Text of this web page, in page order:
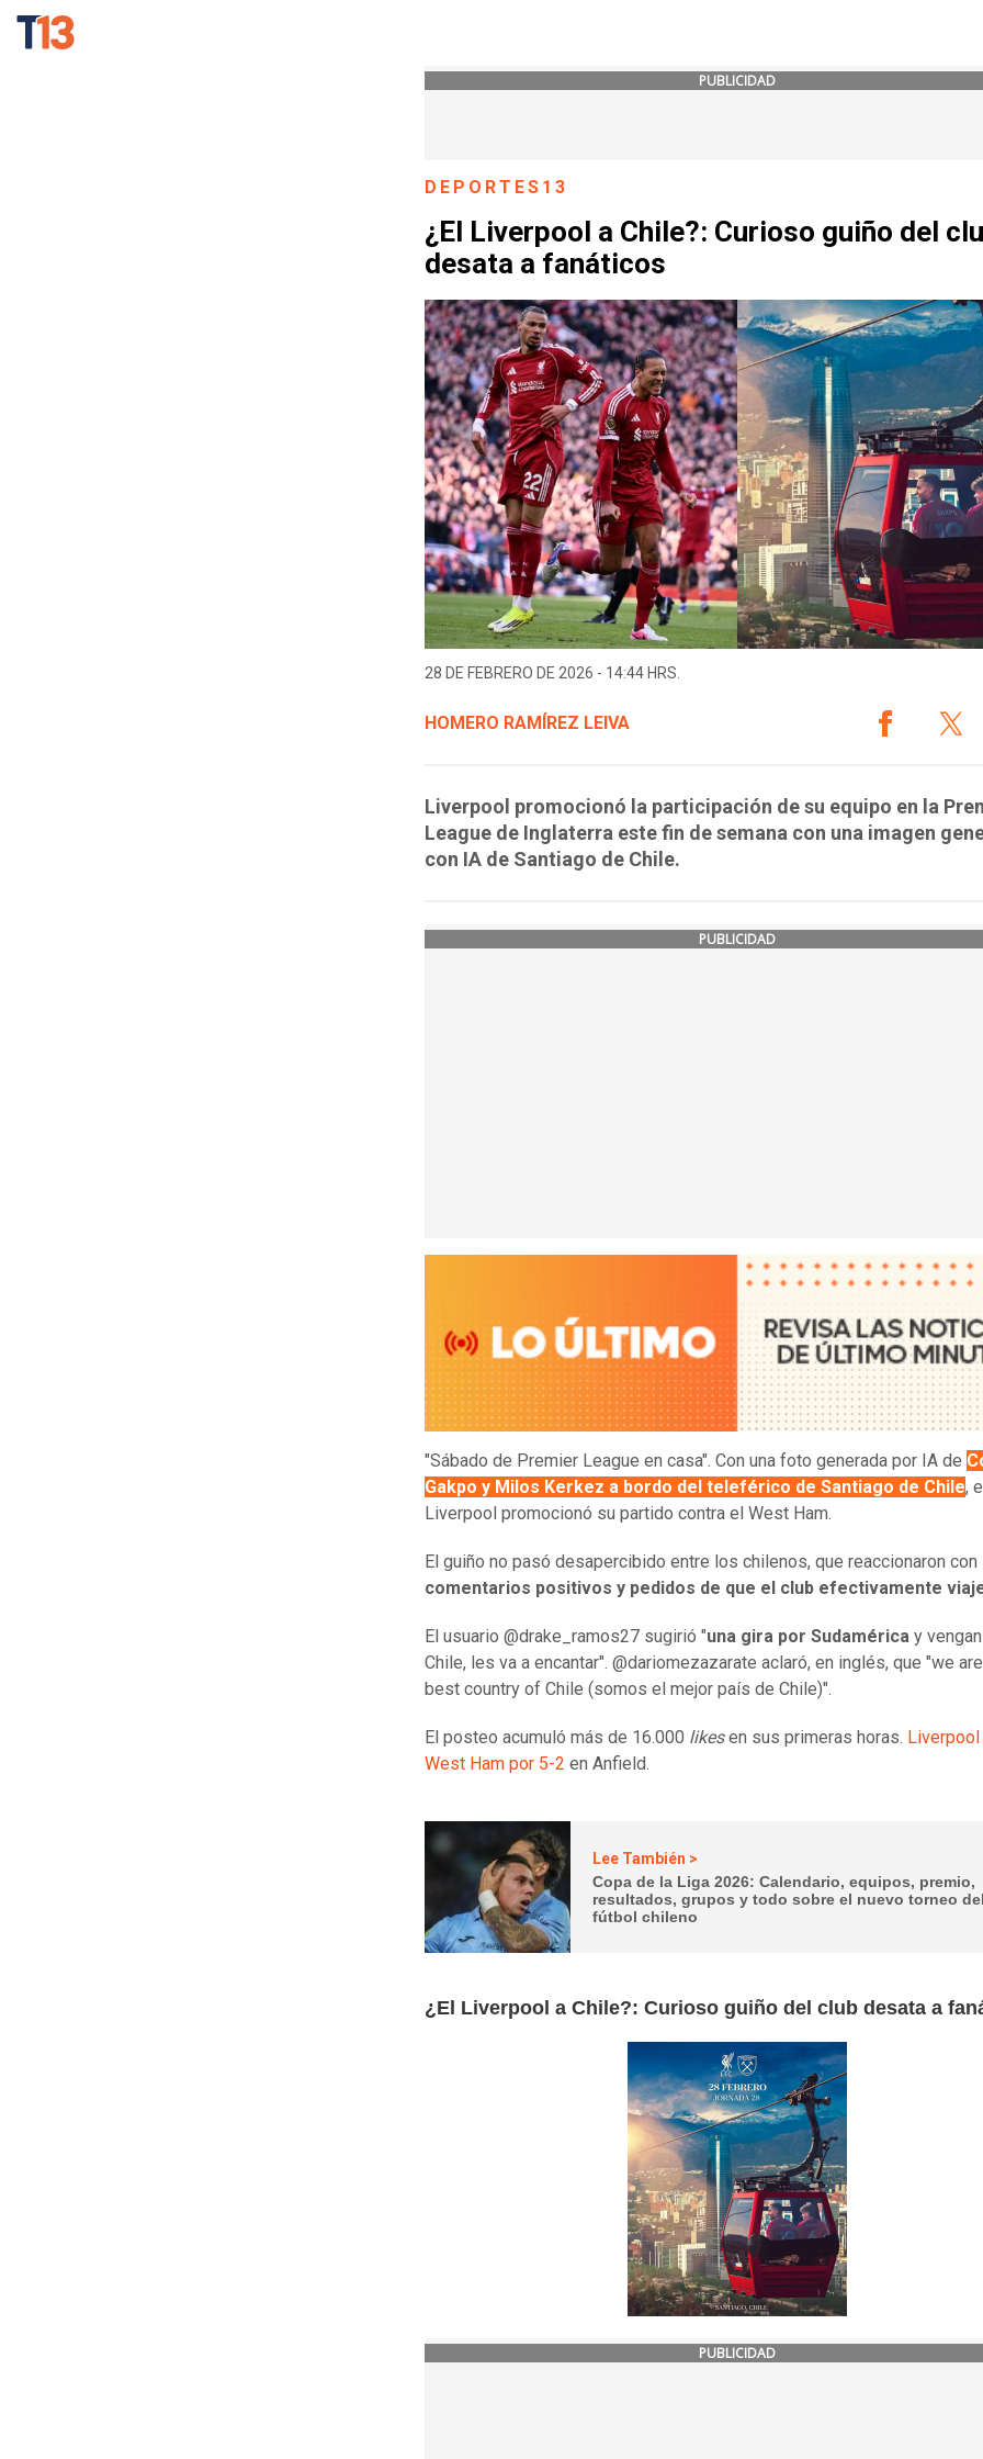
PUBLICIDAD
DEPORTES13
¿El Liverpool a Chile?: Curioso guiño del
desata a fanáticos
28 DE FEBRERO DE 2026 - 14:44 HRS.
HOMERO RAMÍREZ LEIVA
Liverpool promocionó la participación de su equipo en la
League de Inglaterra este fin de semana con una imagen
con IA de Santiago de Chile.
PUBLICIDAD
"Sábado de Premier League en casa". Con una foto generada por IA de
Gakpo y Milos Kerkez a bordo del teleférico de Santiago de Chile,
Liverpool promocionó su partido contra el West Ham.
El guiño no pasó desapercibido entre los chilenos, que reaccionaron con
comentarios positivos y pedidos de que el club efectivamente
El usuario @drake_ramos27 sugirió "una gira por Sudamérica y
Chile, les va a encantar". @dariomezazarate aclaró, en inglés, que "we
best country of Chile (somos el mejor país de Chile)".
El posteo acumuló más de 16.000 likesen sus primeras horas.
West Ham por 5-2 en Anfield.
Lee También >
Copa de la Liga 2026: Calendario, equipos, premio,
resultados, grupos y todo sobre el nuevo torneo
fútbol chileno
¿El Liverpool a Chile?: Curioso guiño del club desata a
PUBLICIDAD